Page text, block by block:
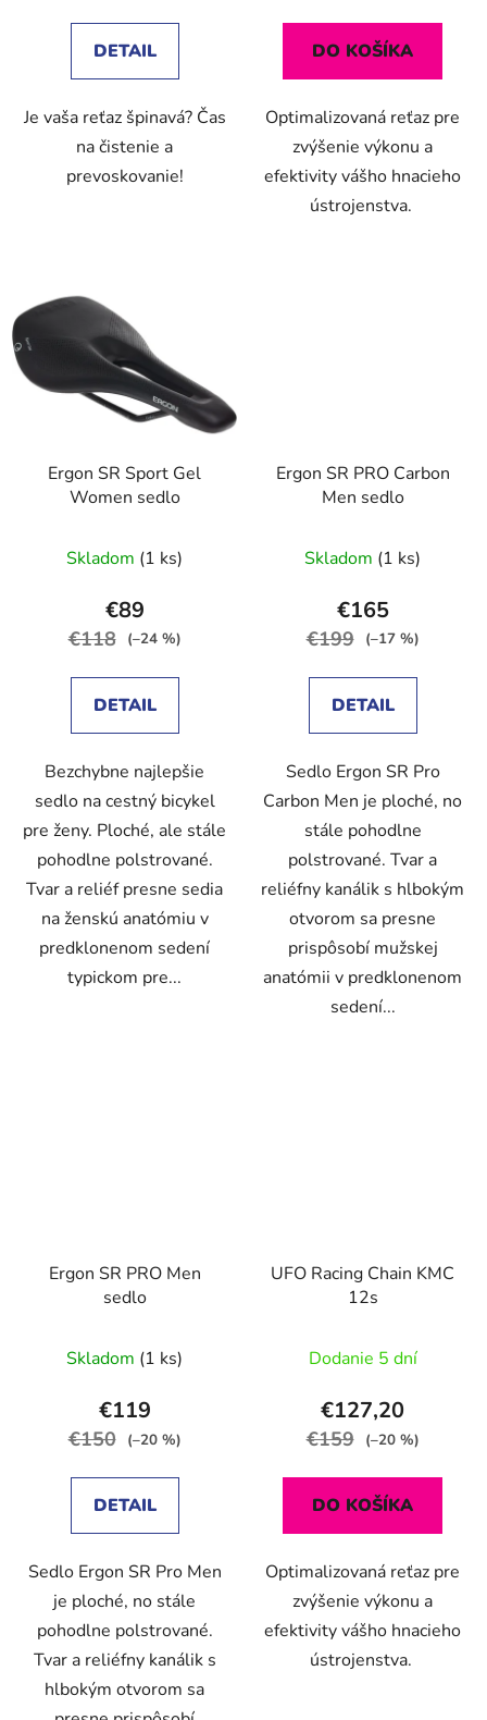
DETAIL
Je vaša reťaz špinavá? Čas
na čistenie a
prevoskovanie!
DO KOŠÍKA
Optimalizovaná reťaz pre
zvýšenie výkonu a
efektivity vášho hnacieho
ústrojenstva.
Ergon SR Sport Gel
Women sedlo
Skladom (1 ks)
€89
€118 (–24 %)
DETAIL
Bezchybne najlepšie
sedlo na cestný bicykel
pre ženy. Ploché, ale stále
pohodlne polstrované.
Tvar a reliéf presne sedia
na ženskú anatómiu v
predklonenom sedení
typickom pre...
Ergon SR PRO Carbon
Men sedlo
Skladom (1 ks)
€165
€199 (–17 %)
DETAIL
Sedlo Ergon SR Pro
Carbon Men je ploché, no
stále pohodlne
polstrované. Tvar a
reliéfny kanálik s hlbokým
otvorom sa presne
prispôsobí mužskej
anatómii v predklonenom
sedení...
Ergon SR PRO Men
sedlo
Skladom (1 ks)
€119
€150 (–20 %)
DETAIL
Sedlo Ergon SR Pro Men
je ploché, no stále
pohodlne polstrované.
Tvar a reliéfny kanálik s
hlbokým otvorom sa
UFO Racing Chain KMC
12s
Dodanie 5 dní
€127,20
€159 (–20 %)
DO KOŠÍKA
Optimalizovaná reťaz pre
zvýšenie výkonu a
efektivity vášho hnacieho
ústrojenstva.